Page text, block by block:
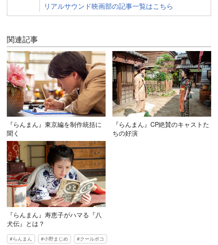
リアルサウンド映画部の記事一覧はこちら
関連記事
『らんまん』東京編を制作統括に
聞く
『らんまん』CP絶賛のキャストた
ちの好演
『らんまん』寿恵子がハマる『八
犬伝』とは？
らんまん 小野まじめ クールポコ